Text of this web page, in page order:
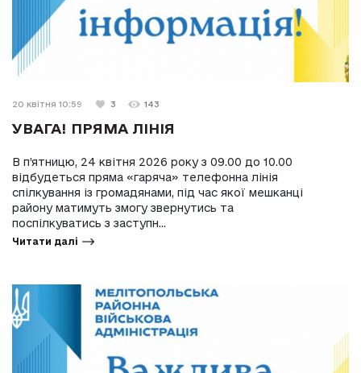
20 квітня 10:59 3 143
УВАГА! ПРЯМА ЛІНІЯ
В п’ятницю, 24 квітня 2026 року з 09.00 до 10.00
відбудеться пряма «гаряча» телефонна лінія
спілкування із громадянами, під час якої мешканці
району матимуть змогу звернутись та
поспілкуватись з заступн...
Читати далі